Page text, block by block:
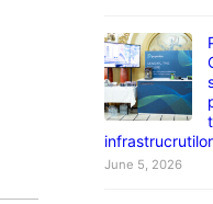
June 5, 2026